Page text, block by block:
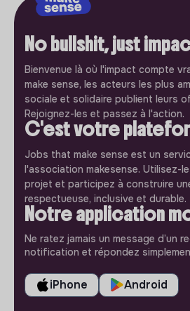
No bullshit, just
Bienvenue là où l'impact compte
make sense, les acteurs les plus
sociale et solidaire publient leurs
Rejoignez-les et passez à l'action.
C'est votre
Jobs that make sense est un
l'association makesense. Utilisez-
projet et participez à construire
respectueuse, inclusive et durable.
Notre application
Ne ratez jamais un message d’un
notification et répondez
iPhone Android